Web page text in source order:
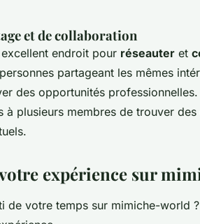
et de collaboration
endroit pour réseauter et
partageant les mêmes
des opportunités
à plusieurs membres de trouver
expérience sur
de votre temps sur mimiche-world